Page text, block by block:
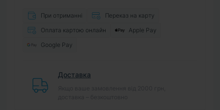
При отриманні
Переказ на карту
Оплата картою онлайн
Apple Pay
Google Pay
Доставка